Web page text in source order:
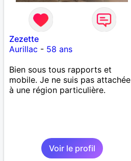
Zezette
Aurillac - 58 ans
Bien sous tous rapports et
mobile. Je ne suis pas attachée
à une région particulière.
Voir le profil